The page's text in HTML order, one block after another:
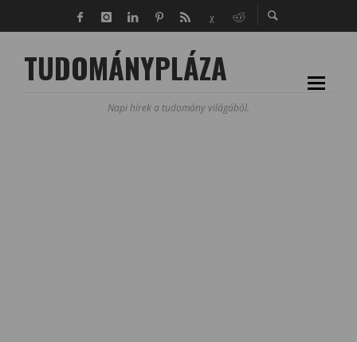
TUDOMÁNYPLÁZA
Napi hírek a tudomány világából.